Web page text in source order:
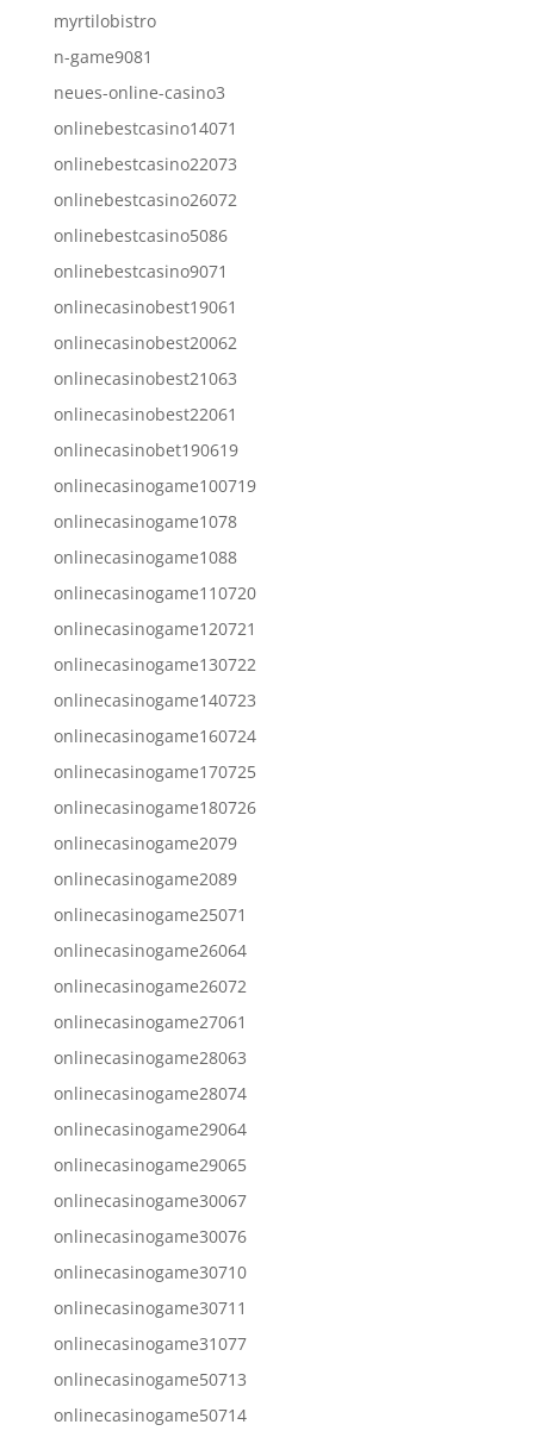
myrtilobistro
n-game9081
neues-online-casino3
onlinebestcasino14071
onlinebestcasino22073
onlinebestcasino26072
onlinebestcasino5086
onlinebestcasino9071
onlinecasinobest19061
onlinecasinobest20062
onlinecasinobest21063
onlinecasinobest22061
onlinecasinobet190619
onlinecasinogame100719
onlinecasinogame1078
onlinecasinogame1088
onlinecasinogame110720
onlinecasinogame120721
onlinecasinogame130722
onlinecasinogame140723
onlinecasinogame160724
onlinecasinogame170725
onlinecasinogame180726
onlinecasinogame2079
onlinecasinogame2089
onlinecasinogame25071
onlinecasinogame26064
onlinecasinogame26072
onlinecasinogame27061
onlinecasinogame28063
onlinecasinogame28074
onlinecasinogame29064
onlinecasinogame29065
onlinecasinogame30067
onlinecasinogame30076
onlinecasinogame30710
onlinecasinogame30711
onlinecasinogame31077
onlinecasinogame50713
onlinecasinogame50714